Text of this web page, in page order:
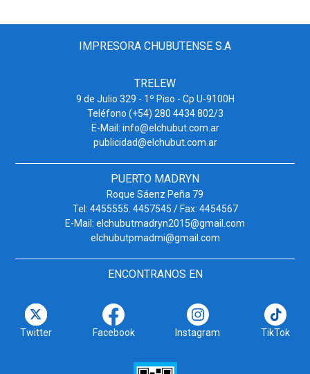
IMPRESORA CHUBUTENSE S.A
TRELEW
9 de Julio 329 - 1º Piso - Cp U-9100H
Teléfono (+54) 280 4434 802/3
E-Mail: info@elchubut.com.ar
publicidad@elchubut.com.ar
PUERTO MADRYN
Roque Sáenz Peña 79
Tel: 4455555. 4457545 / Fax: 4454567
E-Mail: elchubutmadryn2015@gmail.com
elchubutpmadmi@gmail.com
ENCONTRANOS EN
Twitter Facebook Instagram TikTok